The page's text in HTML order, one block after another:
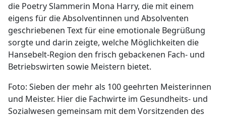
die Poetry Slammerin Mona Harry, die mit einem
eigens für die Absolventinnen und Absolventen
geschriebenen Text für eine emotionale Begrüßung
sorgte und darin zeigte, welche Möglichkeiten die
Hansebelt-Region den frisch gebackenen Fach- und
Betriebswirten sowie Meistern bietet.
Foto: Sieben der mehr als 100 geehrten Meisterinnen
und Meister. Hier die Fachwirte im Gesundheits- und
Sozialwesen gemeinsam mit dem Vorsitzenden des